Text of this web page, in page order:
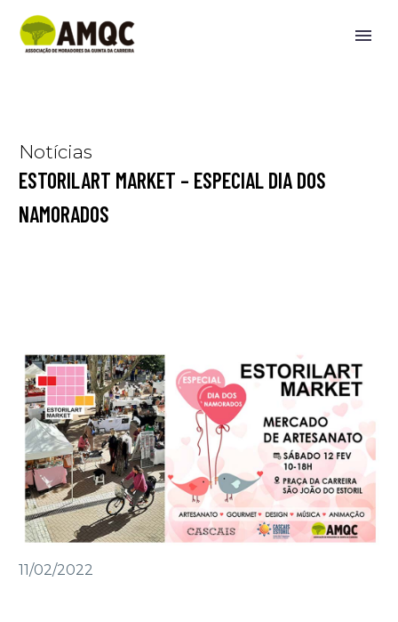
Notícias
ESTORILART MARKET – ESPECIAL DIA DOS
NAMORADOS
11/02/2022